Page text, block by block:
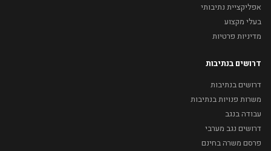
אפליקציית נתיבותי
בעלי מקצוע
מדיניות פרטיות
דרושים בנתיבות
דרושים בנתיבות
משרות פנויות בנתיבות
עבודה בנגב
דרושים נגב מערבי
פרסם משרה בחינם